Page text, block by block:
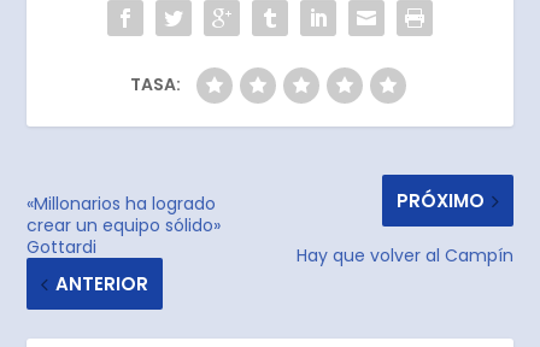
TASA:
«Millonarios ha logrado
crear un equipo sólido»
Gottardi
ANTERIOR
PRÓXIMO
Hay que volver al Campín